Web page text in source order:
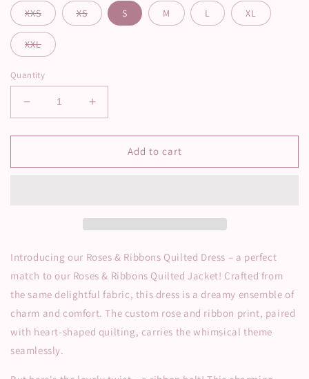
XXS XS S M L XL
XXL
Quantity
Decrease
quantity
for
&amp;
Increase
quantity
for
&amp;
Add to cart
Introducing our Roses & Ribbons Quilted Dress – a perfect
match to our Roses & Ribbons Quilted Jacket! Crafted from
the same delightful fabric, this dress is a dreamy ensemble of
charm and comfort. The custom rose and ribbon print, paired
with heart-shaped quilting, carries the whimsical theme
seamlessly.